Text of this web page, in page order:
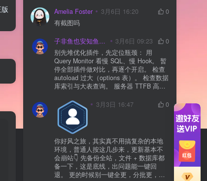
Amelia Foster
3月6日 16:20
0
有截图吗
子非鱼也安知鱼之乐 3月6日 09:23
0
别先堆优化插件，先定位瓶颈： 用
Query Monitor 看慢 SQL、慢 Hook。 暂
停全部插件做对比，再逐个开启。 检查
autoload 过大（options 表）。 检查数据
库索引与大表查询。 服务器 TTFB 高就
嘻嘻在干活
3月3日 16:47 0
你好风之旅，其实真不用搞复杂的本地
环境，普通人按这几步来，更新基本不
会崩站👇 先备份全站，文件 + 数据库都
备一下，这是底线，出问题能一键回
退。 更的时候别一键全更，分批更，先